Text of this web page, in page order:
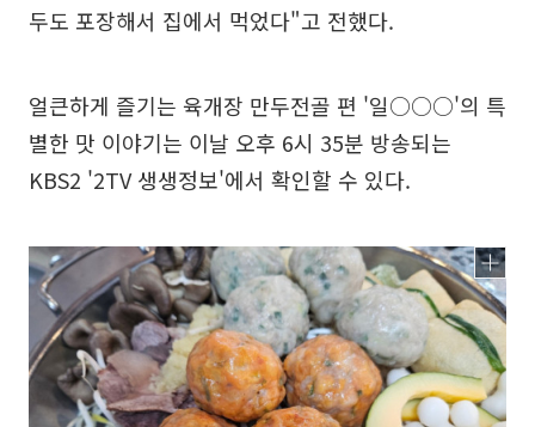
두도 포장해서 집에서 먹었다"고 전했다.
얼큰하게 즐기는 육개장 만두전골 편 '일○○○'의 특
별한 맛 이야기는 이날 오후 6시 35분 방송되는
KBS2 '2TV 생생정보'에서 확인할 수 있다.